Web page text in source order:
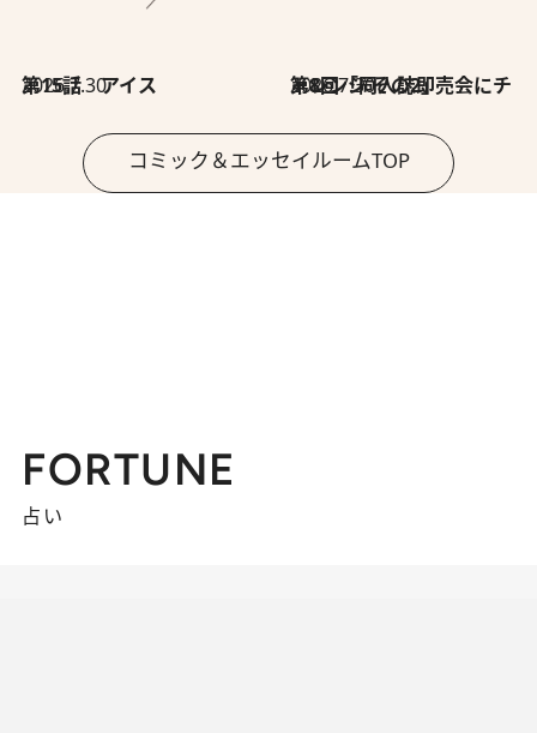
2026.7.30
第15話 アイス 2026.7.30
第8回「同人誌即売会にチャレンジ その2」
コミック＆エッセイルームTOP
FORTUNE
占い